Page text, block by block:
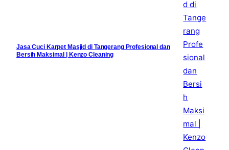
Jasa Cuci Karpet Masjid di Tangerang Profesional dan
Bersih Maksimal | Kenzo Cleaning